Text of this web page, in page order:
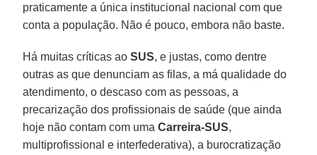
praticamente a única institucional nacional com que
conta a população. Não é pouco, embora não baste.
Há muitas críticas aoSUS, e justas, como dentre
outras as que denunciam as filas, a má qualidade do
atendimento, o descaso com as pessoas, a
precarização dos profissionais de saúde (que ainda
hoje não contam com umaCarreira-SUS,
multiprofissional e interfederativa), a burocratização